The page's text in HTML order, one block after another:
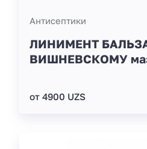
Антисептики
ЛИНИМЕНТ
ВИШНЕВСКОМУ
от 4900 UZS